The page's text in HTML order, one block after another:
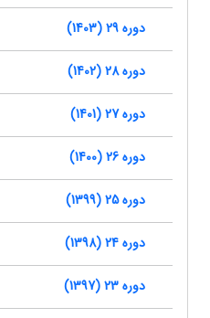
دوره 29 (1403)
دوره 28 (1402)
دوره 27 (1401)
دوره 26 (1400)
دوره 25 (1399)
دوره 24 (1398)
دوره 23 (1397)